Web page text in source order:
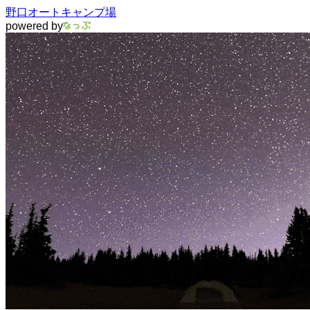
野口オートキャンプ場
powered by